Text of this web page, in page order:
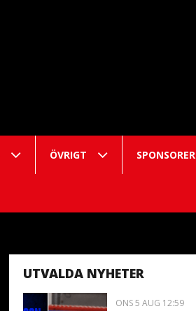
ÖVRIGT SPONSORER
UTVALDA NYHETER
ONS 5 AUG 12:59